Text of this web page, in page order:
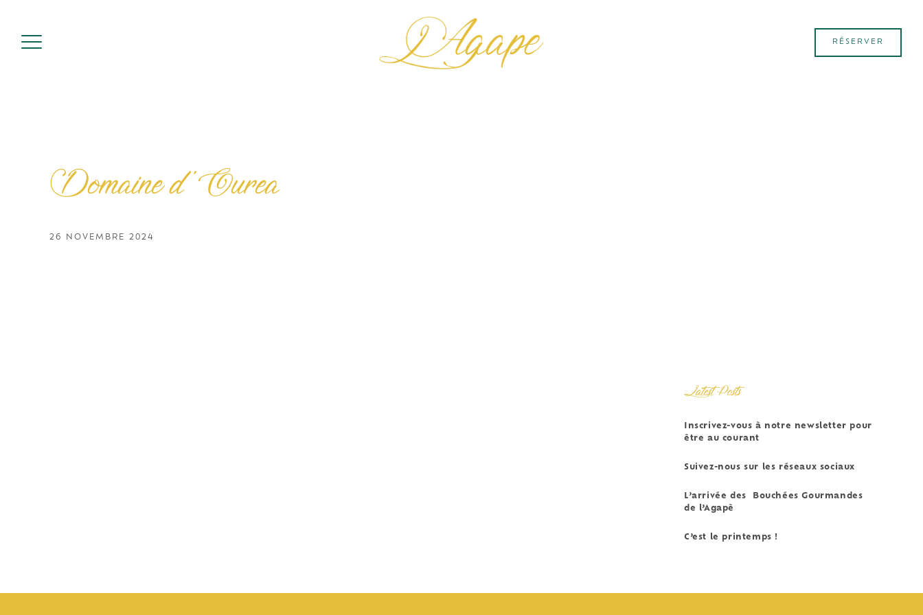
RÉSERVER
Domaine d’Ourea
26 NOVEMBRE 2024
Latest Posts
Inscrivez-vous à notre newsletter pour
être au courant
Suivez-nous sur les réseaux sociaux
L’arrivée des Bouchées Gourmandes
de l’Agapè
C’est le printemps !